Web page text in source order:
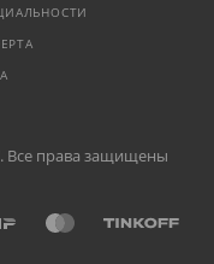
Все права защищены